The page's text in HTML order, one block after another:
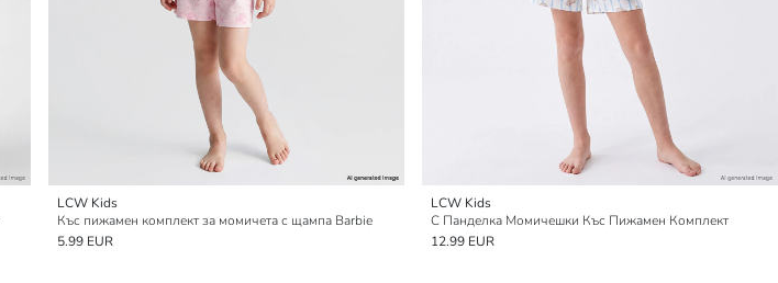
LCW Kids
Къс пижамен комплект за момичета с щампа Barbie
5.99 EUR
LCW Kids
С Панделка Момичешки Къс Пижамен Комплект
12.99 EUR